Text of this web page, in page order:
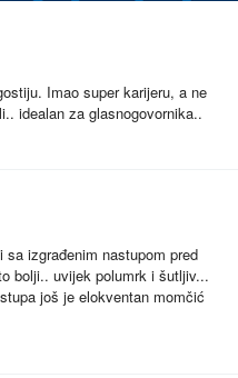
Imao super karijeru, a ne
idealan za glasnogovornika..
izgrađenim nastupom pred
bolji.. uvijek polumrk i šutljiv...
još je elokventan momčić